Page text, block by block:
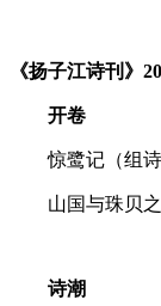
《扬子江诗刊》
开卷
惊鹭记（组诗
山国与珠贝
诗潮